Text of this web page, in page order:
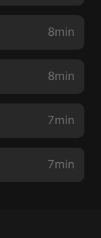
8min
8min
7min
7min